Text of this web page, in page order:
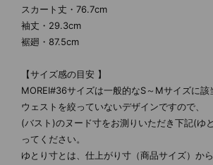
スカート丈・76.7cm
袖丈・29.3cm
裾廻・87.5cm
【サイズ感の目安 】
MOREI#36サイズは一般的なS～Mサイズに該
ウェストを絞っていないデザインですので、
(バスト)のヌード寸をお測りいただき下記(ゆ
ってください。
ゆとり寸とは、仕上がり寸（商品サイズ）か